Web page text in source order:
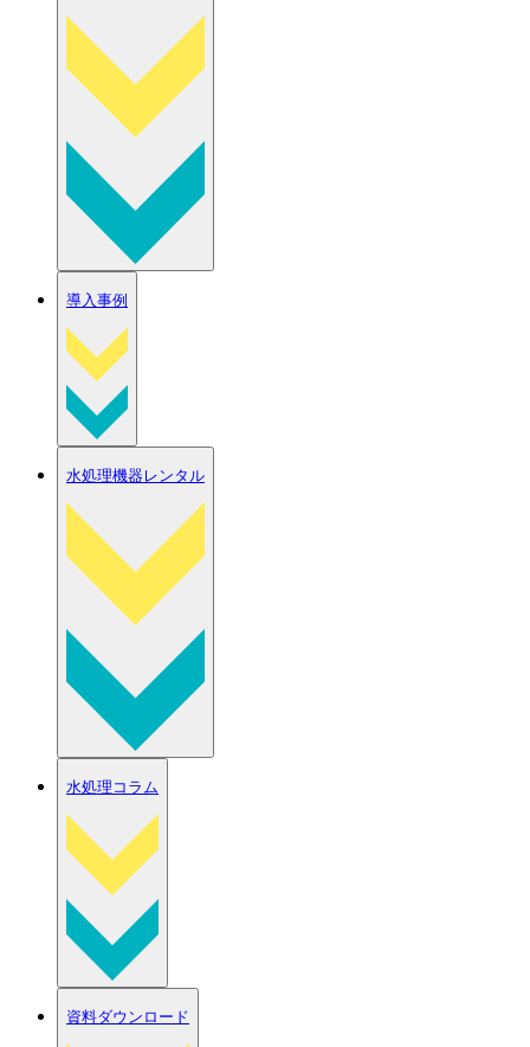
導入事例
水処理機器レンタル
水処理コラム
資料ダウンロード